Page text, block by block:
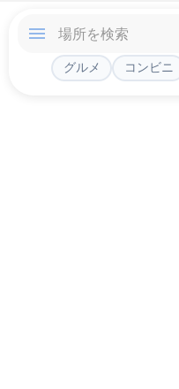
グルメ コンビニ